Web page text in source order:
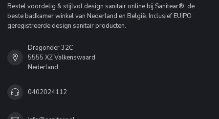
Bestel voordelig & stijlvol design sanitair online bij Sanitear®, de
beste badkamer winkel van Nederland en België. Inclusief EUIPO
geregistreerde design sanitair producten.
Dragonder 32C
5555 XZ Valkenswaard
Nederland
0402024112